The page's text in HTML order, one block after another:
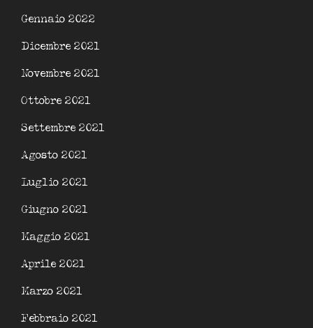
Gennaio 2022
Dicembre 2021
Novembre 2021
Ottobre 2021
Settembre 2021
Agosto 2021
Luglio 2021
Giugno 2021
Maggio 2021
Aprile 2021
Marzo 2021
Febbraio 2021